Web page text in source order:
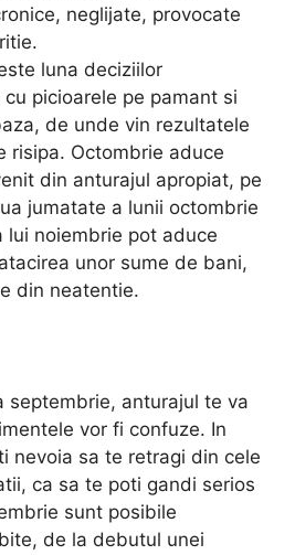
neglijate, provocate
luna deciziilor
picioarele pe pamant si
de unde vin rezultatele
risipa. Octombrie aduce
din anturajul apropiat, pe
jumatate a lunii octombrie
lui noiembrie pot aduce
unor sume de bani,
din neatentie.
septembrie, anturajul te va
vor fi confuze. In
nevoia sa te retragi din cele
ca sa te poti gandi serios
sunt posibile
de la debutul unei